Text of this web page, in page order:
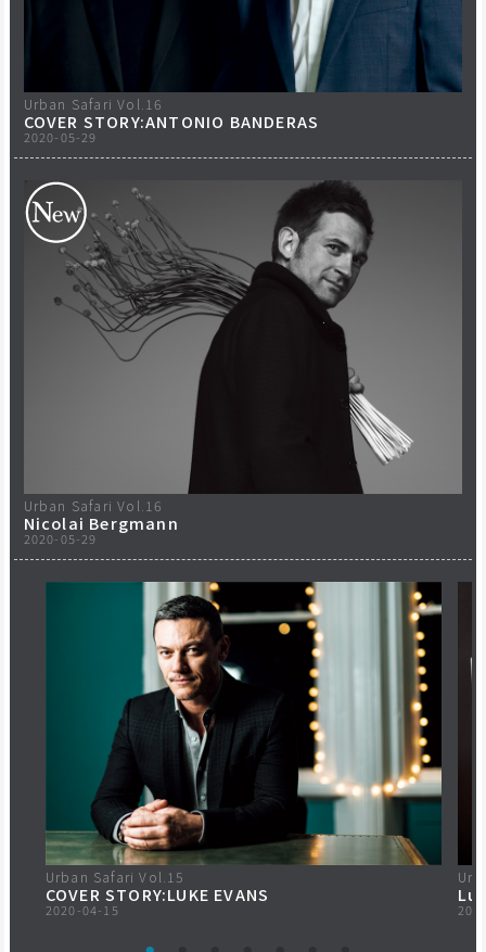
Urban Safari Vol.16
COVER STORY:ANTONIO BANDERAS
2020-05-29
Urban Safari Vol.16
Nicolai Bergmann
2020-05-29
Urban Safari Vol.15
COVER STORY:LUKE EVANS
2020-04-15